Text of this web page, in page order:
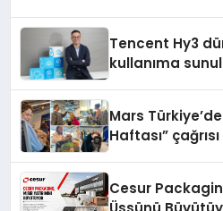
Tencent Hy3
kullanıma
Mars
Haftası” çağrısı
Cesur